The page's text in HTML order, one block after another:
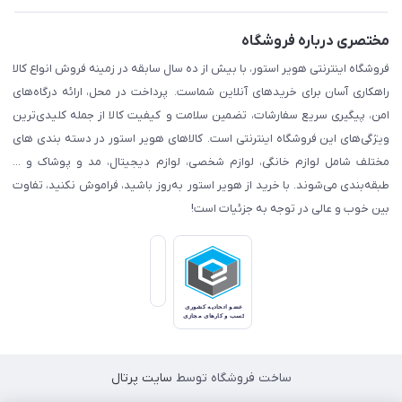
مختصری درباره فروشگاه
فروشگاه اینترنتی هویر استور، با بیش از ده سال سابقه در زمینه فروش انواع کالا
راهکاری آسان برای خریدهای آنلاین شماست. پرداخت در محل، ارائه درگاه‌های
امن، پیگیری سریع سفارشات، تضمین سلامت و کیفیت کالا از جمله کلیدی‌ترین
ویژگی‌های این فروشگاه اینترنتی است. کالاهای هویر استور در دسته بندی های
مختلف شامل لوازم خانگی، لوازم شخصی، لوازم دیجیتال، مد و پوشاک و ...
طبقه‌بندی می‌شوند. با خرید از هویر استور به‌روز باشید، فراموش نکنید، تفاوت
بین خوب و عالی در توجه به جزئیات است!
ساخت فروشگاه توسط سایت پرتال